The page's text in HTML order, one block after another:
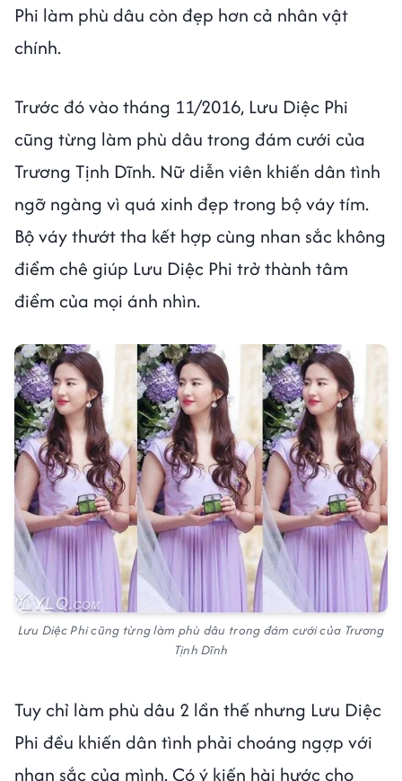
Phi làm phù dâu còn đẹp hơn cả nhân vật
chính.
Trước đó vào tháng 11/2016, Lưu Diệc Phi
cũng từng làm phù dâu trong đám cưới của
Trương Tịnh Dĩnh. Nữ diễn viên khiến dân tình
ngỡ ngàng vì quá xinh đẹp trong bộ váy tím.
Bộ váy thướt tha kết hợp cùng nhan sắc không
điểm chê giúp Lưu Diệc Phi trở thành tâm
điểm của mọi ánh nhìn.
Lưu Diệc Phi cũng từng làm phù dâu trong đám cưới của Trương
Tịnh Dĩnh
Tuy chỉ làm phù dâu 2 lần thế nhưng Lưu Diệc
Phi đều khiến dân tình phải choáng ngợp với
nhan sắc của mình. Có ý kiến hài hước cho